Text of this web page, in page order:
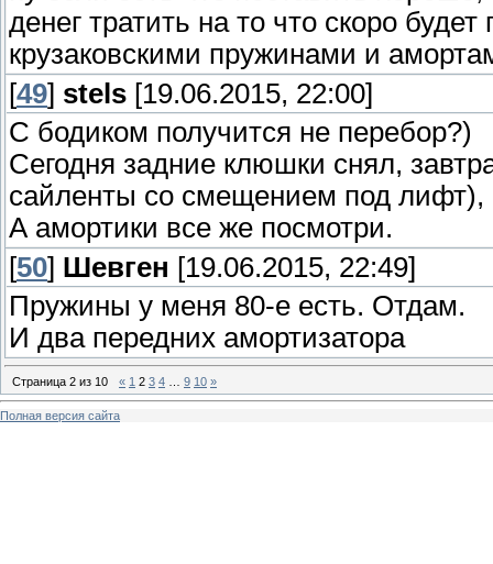
денег тратить на то что скоро
крузаковскими пружинами и
[49] stels [19.06.2015, 22:00]
С бодиком получится не перебор?)
Сегодня задние клюшки снял,
сайленты со смещением под лифт),
А амортики все же посмотри.
[50] Шевген [19.06.2015, 22:49]
Пружины у меня 80-е есть. Отдам.
И два передних амортизатора
Страница 2 из 10 « 1 2 3 4 9 10 »
Полная версия сайта